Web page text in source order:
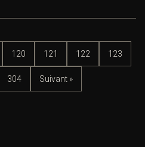
120 121 122 123
304 Suivant »